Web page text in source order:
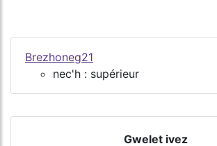
Brezhoneg21
nec'h : supérieur
Gwelet ivez